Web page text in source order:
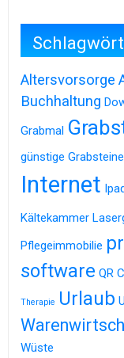
Altersvorsorge
Buchhaltung
Grabmal
günstige Grabsteine
Internet Ipad
Kältekammer
Pflegeimmobilie
software QR
Therapie Urlaub
Wüste